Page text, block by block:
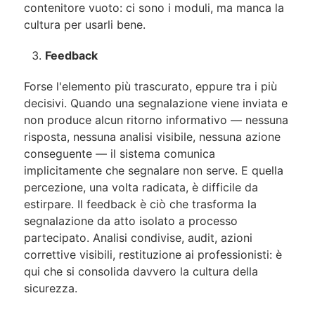
contenitore vuoto: ci sono i moduli, ma manca la
cultura per usarli bene.
Feedback
Forse l'elemento più trascurato, eppure tra i più
decisivi. Quando una segnalazione viene inviata e
non produce alcun ritorno informativo — nessuna
risposta, nessuna analisi visibile, nessuna azione
conseguente — il sistema comunica
implicitamente che segnalare non serve. E quella
percezione, una volta radicata, è difficile da
estirpare. Il feedback è ciò che trasforma la
segnalazione da atto isolato a processo
partecipato. Analisi condivise, audit, azioni
correttive visibili, restituzione ai professionisti: è
qui che si consolida davvero la cultura della
sicurezza.